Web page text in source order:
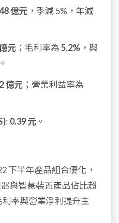
億元 ，季減 5%，年減
元 ；毛利率為5.2% ，與
億元 ；營業利益率為
: 0.39 元 。
下半年產品組合優化，
與智慧裝置產品佔比超
利率與營業淨利提升主